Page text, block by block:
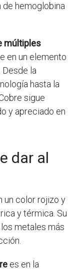
hemoglobina
múltiples
en un elemento
Desde la
hasta la
sigue
y apreciado en
dar al
un color rojizo y
y térmica. Su
metales más
es en la